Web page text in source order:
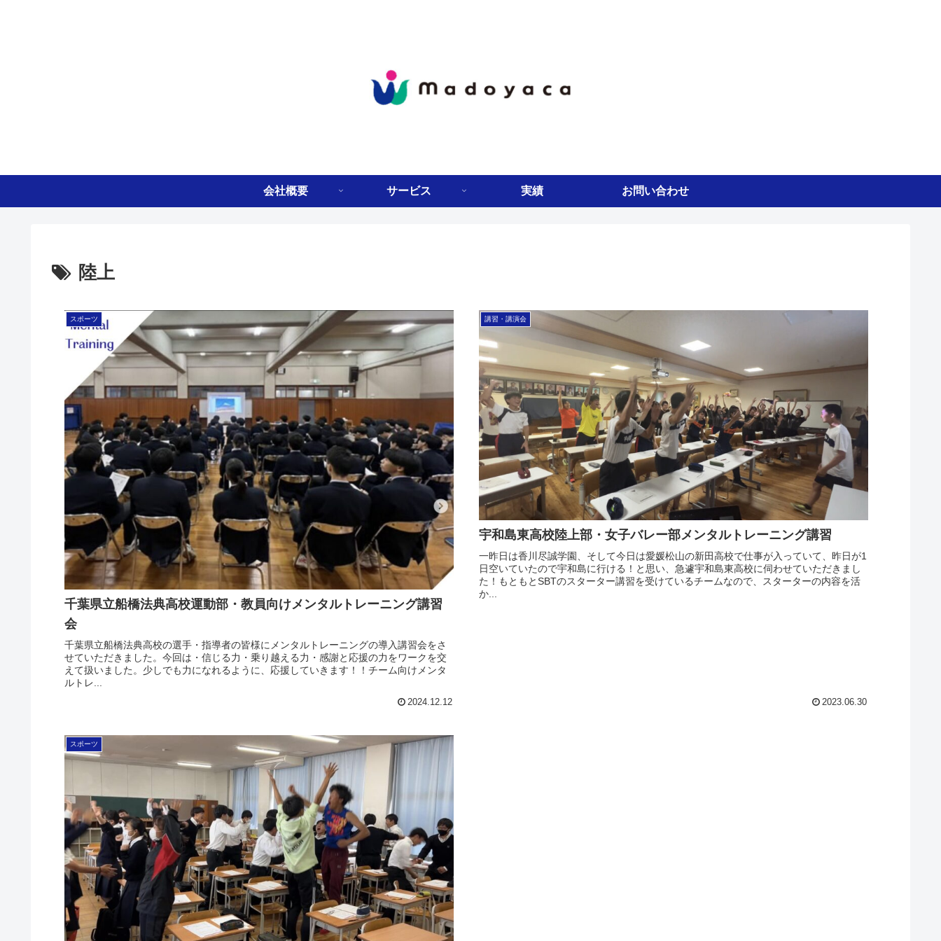
会社概要 サービス 実績 お問い合わせ
陸上
スポーツ
千葉県立船橋法典高校運動部・教員向けメンタルトレーニング講習
会
千葉県立船橋法典高校の選手・指導者の皆様にメンタルトレーニングの導入講習会をさ
せていただきました。今回は・信じる力・乗り越える力・感謝と応援の力をワークを交
えて扱いました。少しでも力になれるように、応援していきます！！チーム向けメンタ
ルトレ...
2024.12.12
講習・講演会
宇和島東高校陸上部・女子バレー部メンタルトレーニング講習
一昨日は香川尽誠学園、そして今日は愛媛松山の新田高校で仕事が入っていて、昨日が1
日空いていたので宇和島に行ける！と思い、急遽宇和島東高校に伺わせていただきまし
た！もともとSBTのスターター講習を受けているチームなので、スターターの内容を活
か...
2023.06.30
スポーツ